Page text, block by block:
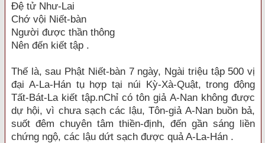
Đệ tử Như-Lai
Chớ vội Niết-bàn
Người được thần thông
Nên đến kiết tập .
Thế là, sau Phật Niết-bàn 7 ngày, Ngài triệu tập 500 vị
đại A-La-Hán tụ hợp tại núi Kỳ-Xà-Quật, trong động
Tất-Bát-La kiết tập.nChỉ có tôn giả A-Nan không được
dự hội, vì chưa sạch các lậu, Tôn-giả A-Nan buồn bả,
suốt đêm chuyên tâm thiền-định, đến gần sáng liền
chứng ngộ, các lậu dứt sạch được quả A-La-Hán .